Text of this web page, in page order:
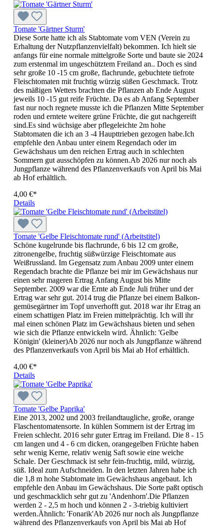
Tomate 'Gärtner Sturm'
Diese Sorte hatte ich als Stabtomate vom VEN (Verein zu
Erhaltung der Nutzpflanzenvielfalt) bekommen. Ich hielt sie
anfangs für eine normale mittelgroße Sorte und baute sie 2024
zum erstenmal im ungeschütztem Freiland an.. Doch es sind
sehr große 10 -15 cm große, flachrunde, gebuchtete tiefrote
Fleischtomaten mit fruchtig würzig süßen Geschmack. Trotz
des mäßigen Wetters brachten die Pflanzen ab Ende August
jeweils 10 -15 gut reife Früchte. Da es ab Anfang September
fast nur noch regnete musste ich die Pflanzen Mitte September
roden und erntete weitere grüne Früchte, die gut nachgereift
sind.Es sind wüchsige aber pflegeleichte 2m hohe
Stabtomaten die ich an 3 -4 Haupttrieben gezogen habe.Ich
empfehle den Anbau unter einem Regendach oder im
Gewächshaus um den reichen Ertrag auch in schlechten
Sommern gut ausschöpfen zu können.Ab 2026 nur noch als
Jungpflanze während des Pflanzenverkaufs von April bis Mai
ab Hof erhältlich.
4,00 €*
Details
Tomate 'Gelbe Fleischtomate rund' (Arbeitstitel)
Schöne kugelrunde bis flachrunde, 6 bis 12 cm große,
zitronengelbe, fruchtig süßwürzige Fleischtomate aus
Weißrussland. Im Gegensatz zum Anbau 2009 unter einem
Regendach brachte die Pflanze bei mir im Gewächshaus nur
einen sehr mageren Ertrag Anfang August bis Mitte
September. 2009 war die Ernte ab Ende Juli früher und der
Ertrag war sehr gut. 2014 trug die Pflanze bei einem Balkon­
gemüsegärtner im Topf unverhofft gut. 2018 war ihr Etrag an
einem schattigen Platz im Freien mittelprächtig. Ich will ihr
mal einen schönen Platz im Gewächshaus bieten und sehen
wie sich die Pflanze entwickeln wird. Ähnlich: 'Gelbe
Königin' (kleiner)Ab 2026 nur noch als Jungpflanze während
des Pflanzenverkaufs von April bis Mai ab Hof erhältlich.
4,00 €*
Details
Tomate 'Gelbe Paprika'
Eine 2013, 2002 und 2003 freiland­taugliche, große, orange
Flaschen­tomatensorte. In kühlen Sommern ist der Ertrag im
Freien schlecht. 2016 sehr guter Ertrag im Freiland. Die 8 - 15
cm langen und 4 - 6 cm dicken, orangegelben Früchte haben
sehr wenig Kerne, relativ wenig Saft sowie eine weiche
Schale. Der Geschmack ist sehr fein-fruchtig, mild, würzig,
süß. Ideal zum Aufschneiden. In den letzten Jahren habe ich
die 1,8 m hohe Stabtomate im Gewächshaus angebaut. Ich
empfehle den Anbau im Gewächshaus. Die Sorte paßt optisch
und geschmacklich sehr gut zu 'Andenhorn'.Die Pflanzen
werden 2 - 2,5 m hoch und können 2 - 3-triebig kultiviert
werden.Ähnlich: 'Fonarik'Ab 2026 nur noch als Jungpflanze
während des Pflanzenverkaufs von April bis Mai ab Hof